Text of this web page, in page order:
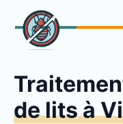
de lits à